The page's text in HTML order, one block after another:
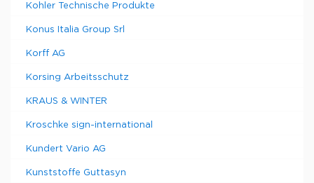
Kohler Technische Produkte
Konus Italia Group Srl
Korff AG
Korsing Arbeitsschutz
KRAUS & WINTER
Kroschke sign-international
Kundert Vario AG
Kunststoffe Guttasyn